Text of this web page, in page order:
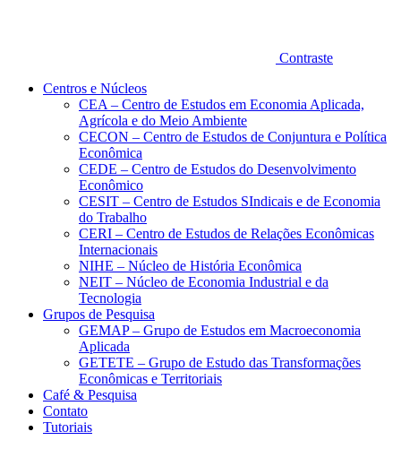
Contraste
Centros e Núcleos
CEA – Centro de Estudos em Economia Aplicada,
Agrícola e do Meio Ambiente
CECON – Centro de Estudos de Conjuntura e Política
Econômica
CEDE – Centro de Estudos do Desenvolvimento
Econômico
CESIT – Centro de Estudos SIndicais e de Economia
do Trabalho
CERI – Centro de Estudos de Relações Econômicas
Internacionais
NIHE – Núcleo de História Econômica
NEIT – Núcleo de Economia Industrial e da
Tecnologia
Grupos de Pesquisa
GEMAP – Grupo de Estudos em Macroeconomia
Aplicada
GETETE – Grupo de Estudo das Transformações
Econômicas e Territoriais
Café & Pesquisa
Contato
Tutoriais